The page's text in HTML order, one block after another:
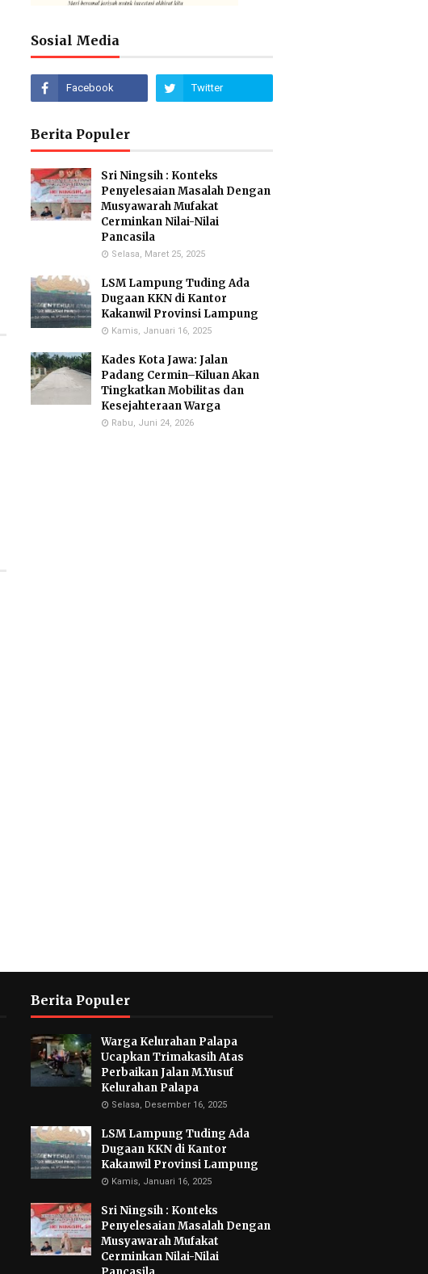
Sosial Media
Berita Populer
Sri Ningsih : Konteks
Penyelesaian Masalah Dengan
Musyawarah Mufakat
Cerminkan Nilai-Nilai
Pancasila
Selasa, Maret 25, 2025
LSM Lampung Tuding Ada
Dugaan KKN di Kantor
Kakanwil Provinsi Lampung
Kamis, Januari 16, 2025
Kades Kota Jawa: Jalan
Padang Cermin–Kiluan Akan
Tingkatkan Mobilitas dan
Kesejahteraan Warga
Rabu, Juni 24, 2026
Berita Populer
Warga Kelurahan Palapa
Ucapkan Trimakasih Atas
Perbaikan Jalan M.Yusuf
Kelurahan Palapa
Selasa, Desember 16, 2025
LSM Lampung Tuding Ada
Dugaan KKN di Kantor
Kakanwil Provinsi Lampung
Kamis, Januari 16, 2025
Sri Ningsih : Konteks
Penyelesaian Masalah Dengan
Musyawarah Mufakat
Cerminkan Nilai-Nilai